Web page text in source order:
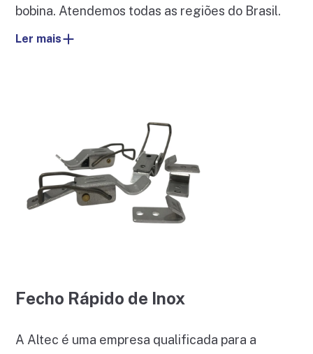
bobina. Atendemos todas as regiões do Brasil.
Ler mais
Fecho Rápido de Inox
A Altec é uma empresa qualificada para a